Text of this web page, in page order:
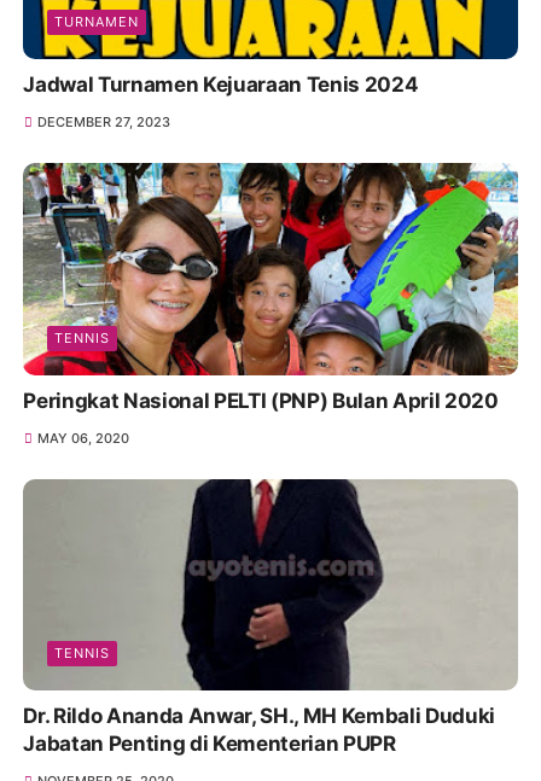
TURNAMEN
Jadwal Turnamen Kejuaraan Tenis 2024
DECEMBER 27, 2023
TENNIS
Peringkat Nasional PELTI (PNP) Bulan April 2020
MAY 06, 2020
TENNIS
Dr. Rildo Ananda Anwar, SH., MH Kembali Duduki
Jabatan Penting di Kementerian PUPR